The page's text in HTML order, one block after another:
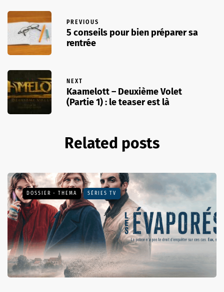
PREVIOUS
5 conseils pour bien préparer sa
rentrée
NEXT
Kaamelott – Deuxième Volet
(Partie 1) : le teaser est là
Related posts
DOSSIER - THEMA SÉRIES TV